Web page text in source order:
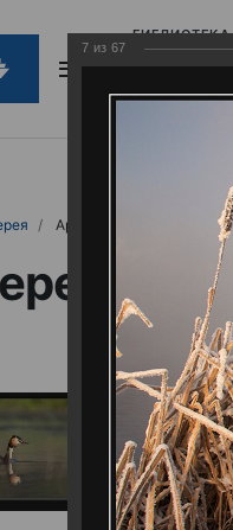
БИБЛИОТЕКА
Артемовские луга – жемчужина
7 из 67